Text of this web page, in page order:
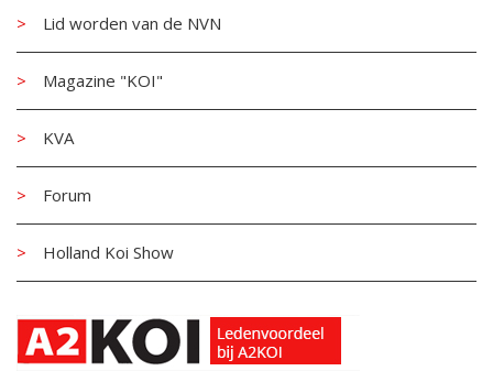
Lid worden van de NVN
Magazine "KOI"
KVA
Forum
Holland Koi Show